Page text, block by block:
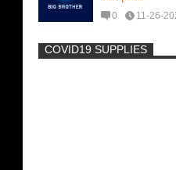
0 11-26-
-
COVID19 SUPPLIES